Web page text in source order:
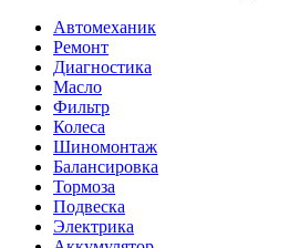
Автомеханик
Ремонт
Диагностика
Масло
Фильтр
Колеса
Шиномонтаж
Балансировка
Тормоза
Подвеска
Электрика